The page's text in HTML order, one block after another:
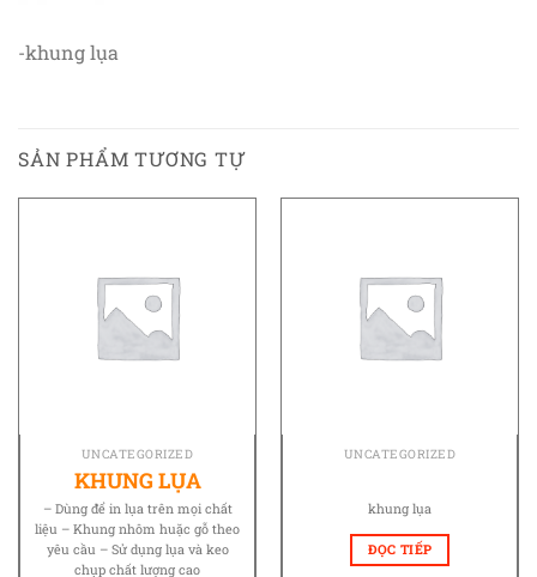
-khung lụa
SẢN PHẨM TƯƠNG TỰ
UNCATEGORIZED
KHUNG LỤA
– Dùng để in lụa trên mọi chất
liệu – Khung nhôm huặc gỗ theo
yêu cầu – Sử dụng lụa và keo
chụp chất lượng cao
UNCATEGORIZED
khung lụa
ĐỌC TIẾP